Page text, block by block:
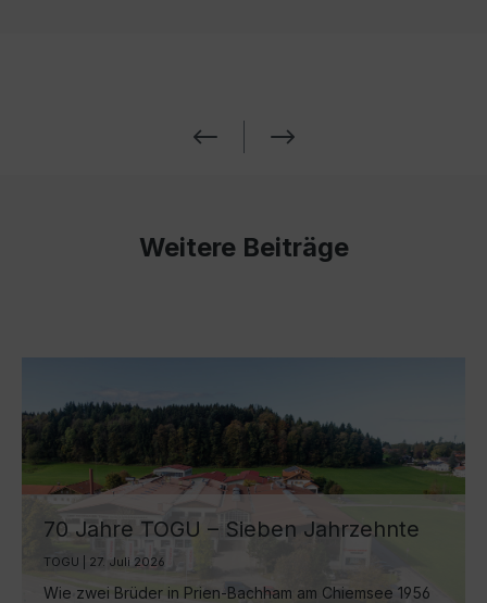
Weitere Beiträge
70 Jahre TOGU – Sieben Jahrzehnte
Ball-Manufaktur am Chiemsee
TOGU | 27. Juli 2026
Wie zwei Brüder in Prien-Bachham am Chiemsee 1956